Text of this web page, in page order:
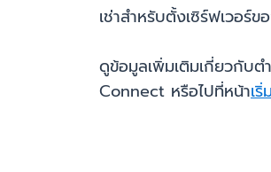
เช่าสำหรับตั้งเซิร์ฟเวอร์
ดูข้อมูลเพิ่มเติมเกี่ยวกับ
Connect หรือไปที่หน้าเ